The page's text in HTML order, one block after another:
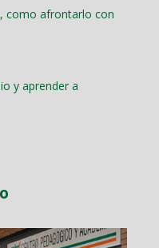
como afrontarlo con
y aprender a